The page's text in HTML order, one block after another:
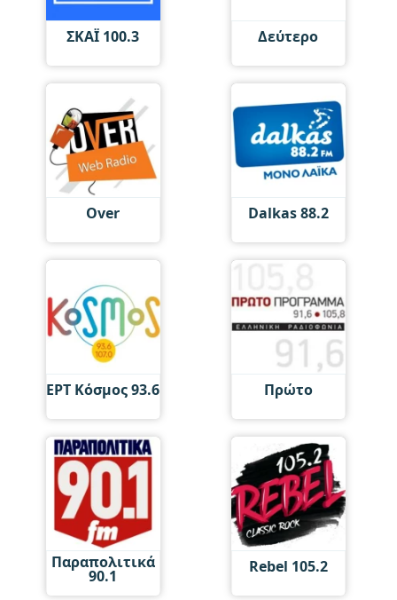
ΣΚΑΪ 100.3 Δεύτερο
Over Dalkas 88.2
ΕΡΤ Κόσμος 93.6 Πρώτο
Παραπολιτικά
90.1 Rebel 105.2